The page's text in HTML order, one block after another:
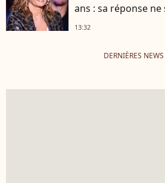
ans : sa réponse
13:32
DERNIÈRES NEWS